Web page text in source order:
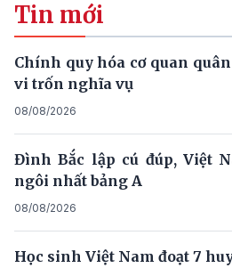
Tin mới
Chính quy hóa cơ quan
vi trốn nghĩa vụ
08/08/2026
Đình Bắc lập cú đúp, Việt
ngôi nhất bảng A
08/08/2026
Học sinh Việt Nam đoạt 7